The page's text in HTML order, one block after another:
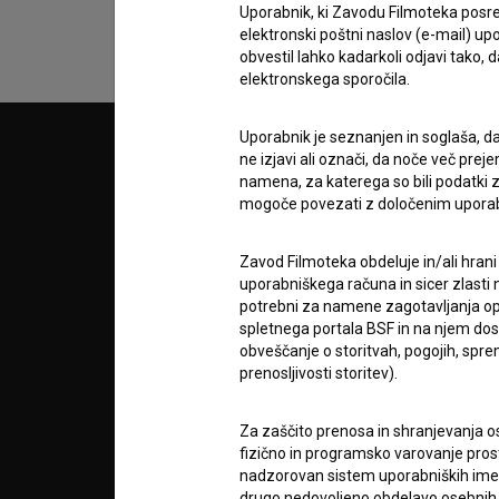
© 2018-2026, Filmoteka,
zavod za širjenje filmske kulture
info@filmoteka.si
Tehnična pomoč: podpora@bsf.si
Mednarodna številka ISSN 2670-787X
O
Uporabnik, ki Zavodu Filmoteka
elektronski poštni naslov (e-mail)
obvestil lahko kadarkoli odjavi tako,
elektronskega sporočila.
Uporabnik je seznanjen in soglaša,
ne izjavi ali označi, da noče več
namena, za katerega so bili podatki
mogoče povezati z določenim
Zavod Filmoteka obdeluje in/ali
uporabniškega računa in sicer zlasti
potrebni za namene zagotavljanja
spletnega portala BSF in na njem
obveščanje o storitvah, pogojih,
prenosljivosti storitev).
Za zaščito prenosa in shranjevanja
fizično in programsko varovanje
nadzorovan sistem uporabniških